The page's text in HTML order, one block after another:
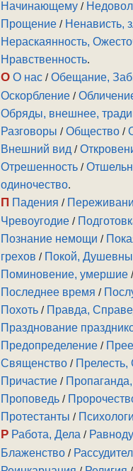
Начинающему /
Прощение / Ненависть,
Нераскаянность,
Нравственность.
О О нас /Обещание,
Оскорбление /
Обряды, внешнее,
Разговоры /Общество /
Внешний вид /
Отрешенность /
одиночество.
П Падения /
Чревоугодие /
Познание немощи /
грехов / Покой,
Поминовение, умершие /
Последнее время /
Похоть / Правда,
Празднование
Предопределение /
Священство /
Причастие /
Проповедь /
Протестанты /
Р Работа, Дела /
Блаженство /